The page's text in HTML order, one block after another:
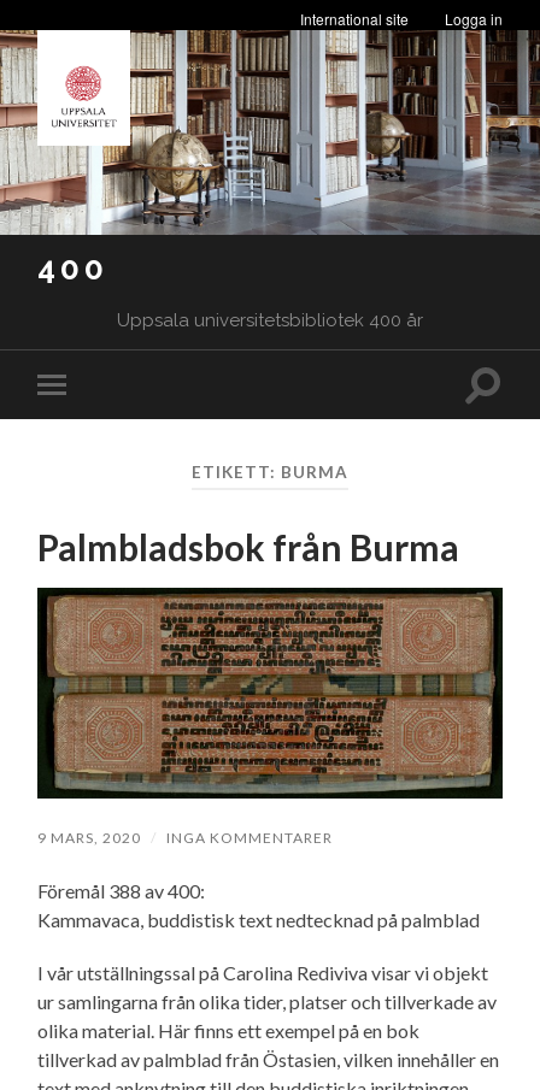
Logga in
International site
400
Uppsala universitetsbibliotek 400 år
på/av
Slå
ETIKETT: BURMA
Palmbladsbok från Burma
9 MARS, 2020 / INGA KOMMENTARER
Föremål 388 av 400:
Kammavaca, buddistisk text nedtecknad på palmblad
I vår utställningssal på Carolina Rediviva visar vi objekt
ur samlingarna från olika tider, platser och tillverkade av
olika material. Här finns ett exempel på en bok
tillverkad av palmblad från Östasien, vilken innehåller en